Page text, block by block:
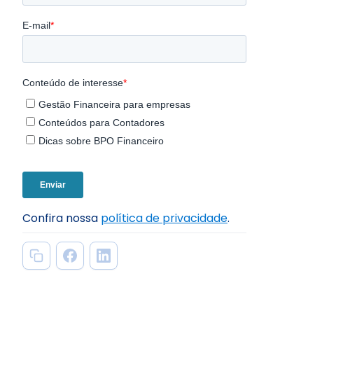
Confira nossa política de privacidade.